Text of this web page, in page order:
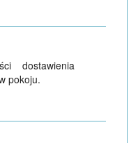
dostawienia
pokoju.